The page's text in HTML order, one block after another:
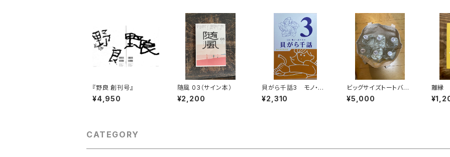
『野良 創刊号』
¥4,950
随風 03（サイン本）
¥2,200
貝がら千話3 モノ・ホ
ーミー
¥2,310
ビッグサイズトートバッ
グ（しらたまカレンダー
スピンアウト）
¥5,000
離縁
CATEGORY